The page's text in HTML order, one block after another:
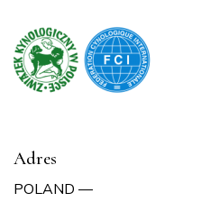
Adres
POLAND —